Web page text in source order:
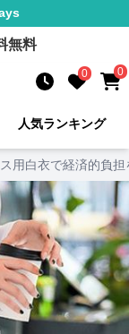
無料
0 0
人気ランキング
用白衣で経済的負